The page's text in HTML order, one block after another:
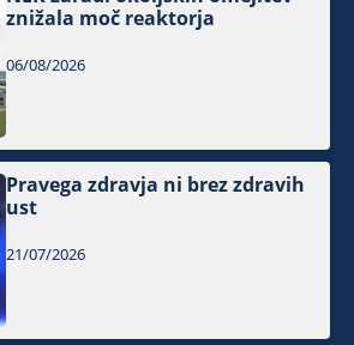
znižala moč reaktorja
06/08/2026
Pravega zdravja ni brez zdravih
ust
21/07/2026